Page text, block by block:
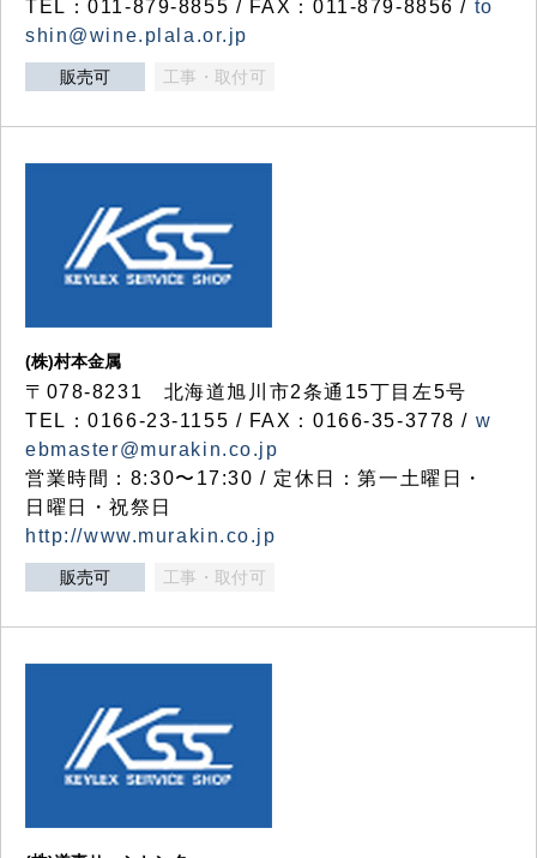
TEL：011-879-8855 / FAX：011-879-8856 / to
shin@wine.plala.or.jp
販売可 工事・取付可
(株)村本金属
〒078-8231 北海道旭川市2条通15丁目左5号
TEL：0166-23-1155 / FAX：0166-35-3778 / w
ebmaster@murakin.co.jp
営業時間：8:30〜17:30 / 定休日：第一土曜日・
日曜日・祝祭日
http://www.murakin.co.jp
販売可 工事・取付可